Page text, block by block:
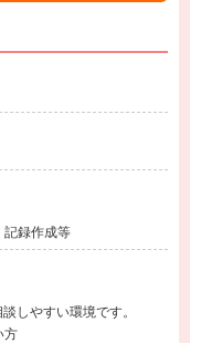
記録作成等
しやすい環境です。
方